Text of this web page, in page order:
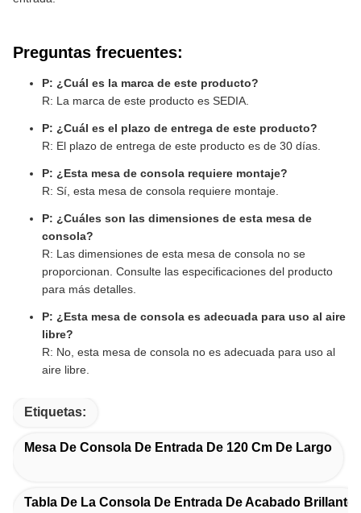
Preguntas frecuentes:
P: ¿Cuál es la marca de este producto?
R: La marca de este producto es SEDIA.
P: ¿Cuál es el plazo de entrega de este producto?
R: El plazo de entrega de este producto es de 30 días.
P: ¿Esta mesa de consola requiere montaje?
R: Sí, esta mesa de consola requiere montaje.
P: ¿Cuáles son las dimensiones de esta mesa de
consola?
R: Las dimensiones de esta mesa de consola no se
proporcionan. Consulte las especificaciones del producto
para más detalles.
P: ¿Esta mesa de consola es adecuada para uso al aire
libre?
R: No, esta mesa de consola no es adecuada para uso al
aire libre.
Etiquetas:
Mesa De Consola De Entrada De 120 Cm De Largo
Tabla De La Consola De Entrada De Acabado Brillante